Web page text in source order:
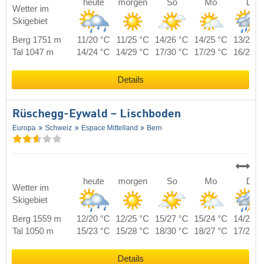
Wetter im
Skigebiet
heute morgen So Mo Di
Berg 1751 m 11/20 °C 11/25 °C 14/26 °C 14/25 °C
13/22
Tal 1047 m
14/24 °C 14/29 °C 17/30 °C 17/29 °C 16/26
Details
Rüschegg-Eywald – Lischboden
Europa Schweiz Espace Mittelland Bern
Wetter im
Skigebiet
heute morgen So Mo Di
Berg 1559 m 12/20 °C 12/25 °C 15/27 °C 15/24 °C
14/22
Tal 1050 m
15/23 °C 15/28 °C 18/30 °C 18/27 °C 17/25
Details